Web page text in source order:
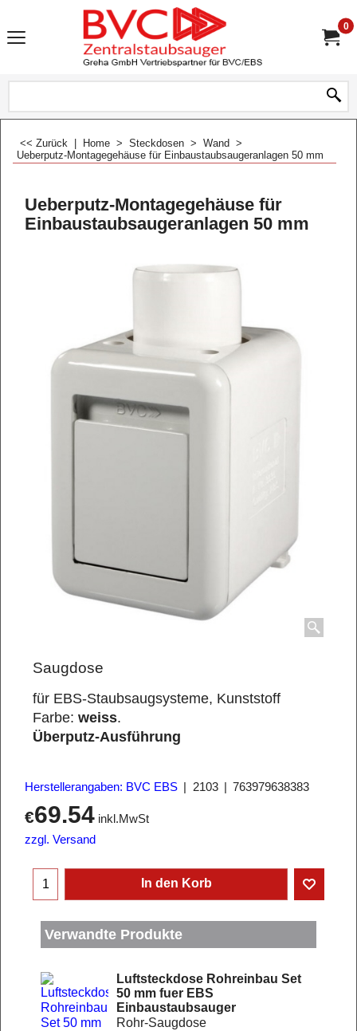
0
<< Zurück Home > Steckdosen > Wand >
Ueberputz-Montagegehäuse für Einbaustaubsaugeranlagen 50 mm
Ueberputz-Montagegehäuse für
Einbaustaubsaugeranlagen 50 mm
Saugdose
für EBS-Staubsaugsysteme, Kunststoff
Farbe: weiss.
Überputz-Ausführung
Herstellerangaben: BVC EBS 2103 763979638383
€69.54 inkl.MwSt
zzgl. Versand
In den Korb
Verwandte Produkte
Luftsteckdose Rohreinbau Set
50 mm fuer EBS
Einbaustaubsauger
Rohr-Saugdose